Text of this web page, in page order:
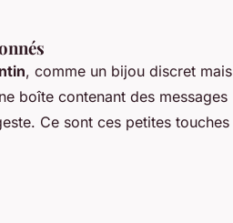
, comme un bijou discret mais
boîte contenant des messages
Ce sont ces petites touches